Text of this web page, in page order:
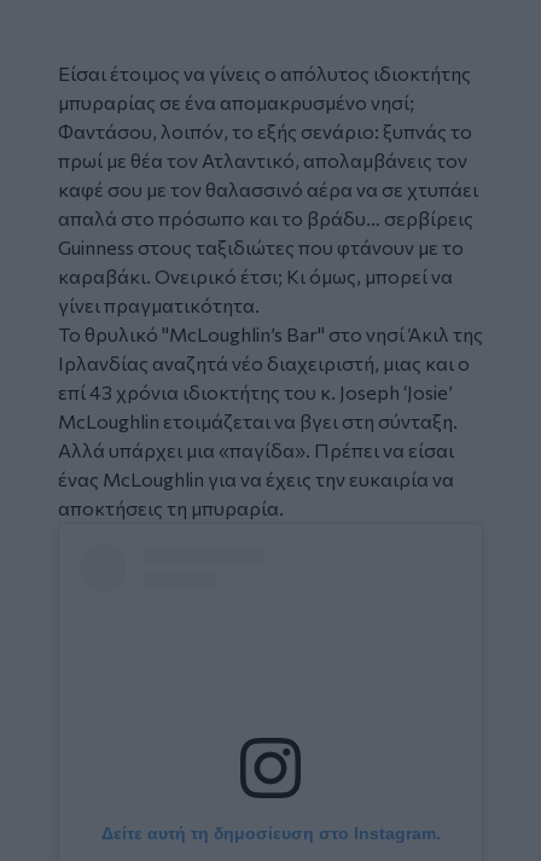
Είσαι έτοιμος να γίνεις ο απόλυτος ιδιοκτήτης
μπυραρίας σε ένα απομακρυσμένο νησί;
Φαντάσου, λοιπόν, το εξής σενάριο: ξυπνάς το
πρωί με θέα τον Ατλαντικό, απολαμβάνεις τον
καφέ σου με τον θαλασσινό αέρα να σε χτυπάει
απαλά στο πρόσωπο και το βράδυ… σερβίρεις
Guinness στους ταξιδιώτες που φτάνουν με το
καραβάκι. Ονειρικό έτσι; Κι όμως, μπορεί να
γίνει πραγματικότητα.
Το θρυλικό "McLoughlin’s Bar" στο νησί Άκιλ της
Ιρλανδίας αναζητά νέο διαχειριστή, μιας και ο
επί 43 χρόνια ιδιοκτήτης του κ. Joseph ‘Josie’
McLoughlin ετοιμάζεται να βγει στη σύνταξη.
Αλλά υπάρχει μια «παγίδα». Πρέπει να είσαι
ένας McLoughlin για να έχεις την ευκαιρία να
αποκτήσεις τη μπυραρία.
Δείτε αυτή τη δημοσίευση στο Instagram.